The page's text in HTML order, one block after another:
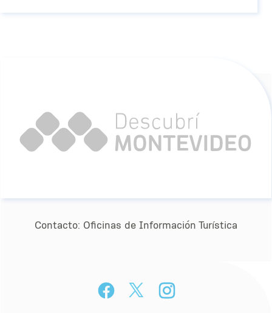
Contacto: Oﬁcinas de Información Turística